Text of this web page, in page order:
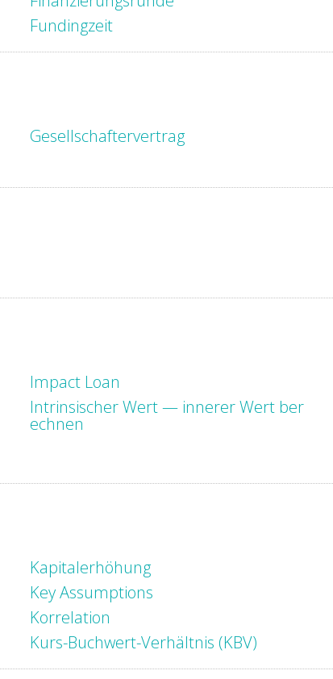
Fundingzeit
Gesellschaftervertrag
Impact Loan
Intrinsischer Wert — innerer Wert ber
echnen
Kapitalerhöhung
Key Assumptions
Korrelation
Kurs-Buchwert-Verhältnis (KBV)